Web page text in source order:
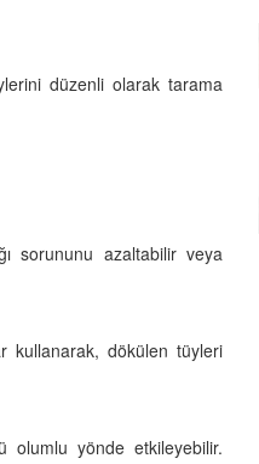
düzenli olarak tarama
sorununu azaltabilir veya
kullanarak, dökülen tüyleri
olumlu yönde etkileyebilir.